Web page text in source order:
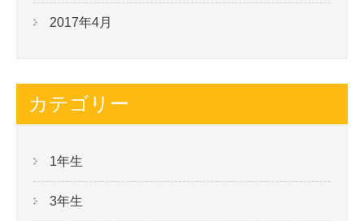
2017年4月
カテゴリー
1年生
3年生